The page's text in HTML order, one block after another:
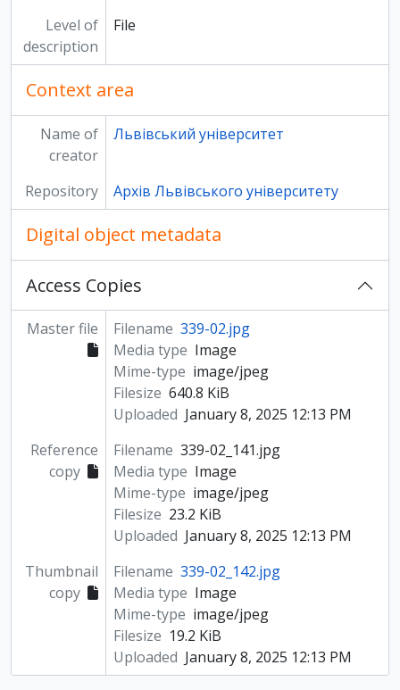
Level of
description
File
Context area
Name of
creator
Львівський університет
Repository Архів Львівського університету
Digital object metadata
Access Copies
Master file Filename 339-02.jpg
Media type Image
Mime-type image/jpeg
Filesize 640.8 KiB
Uploaded January 8, 2025 12:13 PM
Reference
copy
Filename 339-02_141.jpg
Media type Image
Mime-type image/jpeg
Filesize 23.2 KiB
Uploaded January 8, 2025 12:13 PM
Thumbnail
copy
Filename 339-02_142.jpg
Media type Image
Mime-type image/jpeg
Filesize 19.2 KiB
Uploaded January 8, 2025 12:13 PM